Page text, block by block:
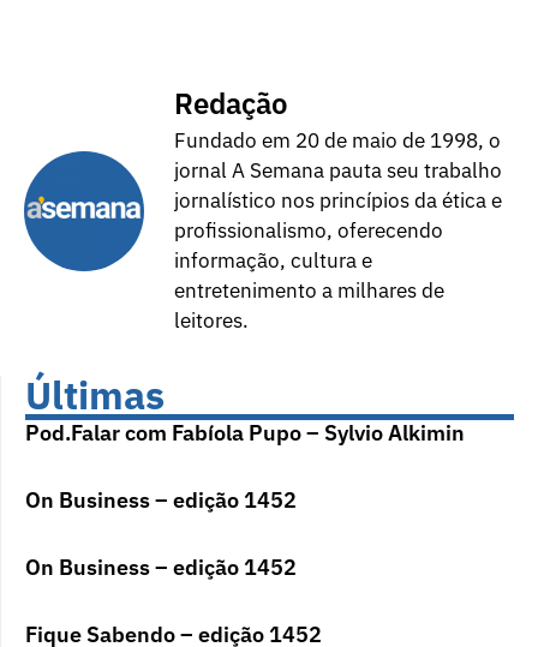
Redação
Fundado em 20 de maio de 1998, o
jornal A Semana pauta seu trabalho
jornalístico nos princípios da ética e
profissionalismo, oferecendo
informação, cultura e
entretenimento a milhares de
leitores.
Últimas
Pod.Falar com Fabíola Pupo – Sylvio Alkimin
On Business – edição 1452
On Business – edição 1452
Fique Sabendo – edição 1452